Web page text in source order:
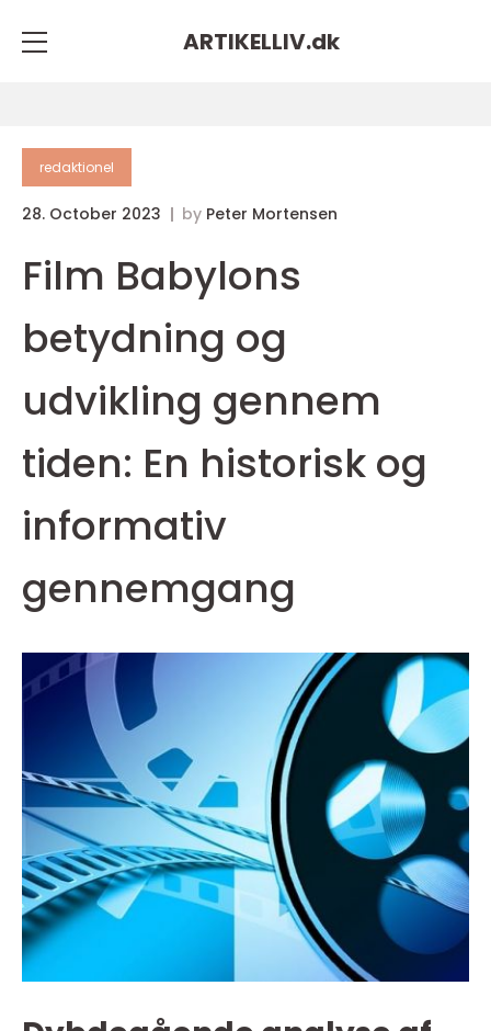
ARTIKELLIV.dk
redaktionel
28. October 2023 by Peter Mortensen
Film Babylons
betydning og
udvikling gennem
tiden: En historisk og
informativ
gennemgang